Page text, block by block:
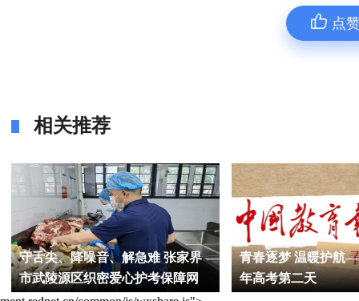
点
相关推荐
守舌尖、降噪音、解急难 张家界
市武陵源区织密爱心护考保障网
青春逐梦 温暖护航
年高考第二天